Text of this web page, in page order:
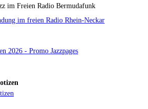
im freien Radio Rhein-Neckar